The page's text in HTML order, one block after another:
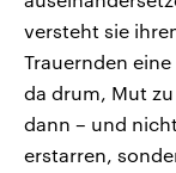
versteht sie
Trauernden
da drum, Mut
dann – und
erstarren,